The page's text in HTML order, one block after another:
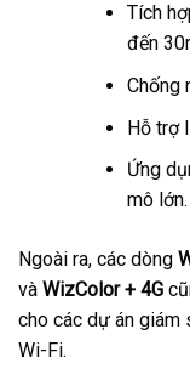
Tích
đến
Chống
Hỗ trợ
Ứng
mô lớn.
Ngoài ra, các dòng
và WizColor + 4G
cho các dự án giám
Wi-Fi.